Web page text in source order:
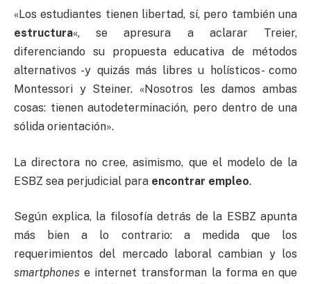
«Los estudiantes tienen libertad, sí, pero también una
estructura«, se apresura a aclarar Treier,
diferenciando su propuesta educativa de métodos
alternativos -y quizás más libres u holísticos- como
Montessori y Steiner. «Nosotros les damos ambas
cosas: tienen autodeterminación, pero dentro de una
sólida orientación».
La directora no cree, asimismo, que el modelo de la
ESBZ sea perjudicial para encontrar empleo.
Según explica, la filosofía detrás de la ESBZ apunta
más bien a lo contrario: a medida que los
requerimientos del mercado laboral cambian y los
smartphones e internet transforman la forma en que